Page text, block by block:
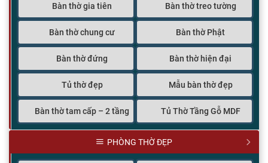
Bàn thờ gia tiên Bàn thờ treo tường
Bàn thờ chung cư Bàn thờ Phật
Bàn thờ đứng Bàn thờ hiện đại
Tủ thờ đẹp Mẫu bàn thờ đẹp
Bàn thờ tam cấp – 2 tầng Tủ Thờ Tầng Gỗ MDF
PHÒNG THỜ ĐẸP